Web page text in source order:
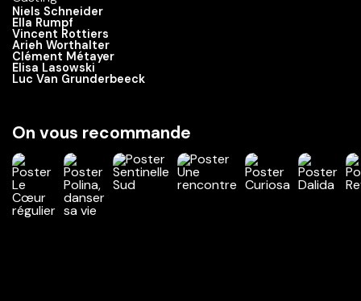
Niels Schneider
Ella Rumpf
Vincent Rottiers
Arieh Worthalter
Clément Métayer
Elisa Lasowski
Luc Van Grunderbeeck
On vous recommande